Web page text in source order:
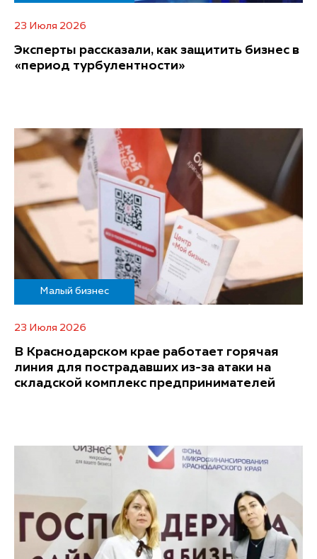
23 Июля 2026
Эксперты рассказали, как защитить бизнес в
«период турбулентности»
Малый бизнес
23 Июля 2026
В Краснодарском крае работает горячая
линия для пострадавших из-за атаки на
складской комплекс предпринимателей